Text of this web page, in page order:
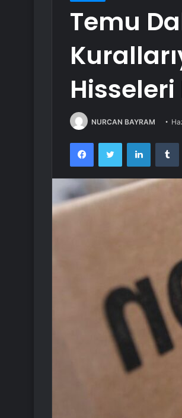
Temu
NURCAN BAYRAM
FacebookTwitter LinkedIn